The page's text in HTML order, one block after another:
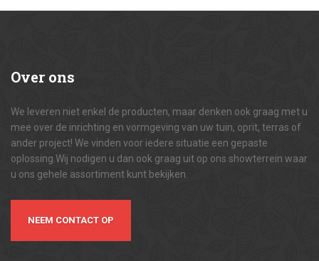
Over ons
We leveren niet enkel de producten, maar denken ook graag met u
mee over de inrichting en vormgeving van uw tuin, oprit, terras of
ander project! We vinden voor iedere situatie een gepaste
oplossing.Wij nodigen u dan ook graag uit op ons showterrein waar
u ons gehele assortiment kunt bekijken.
NEEM CONTACT OP